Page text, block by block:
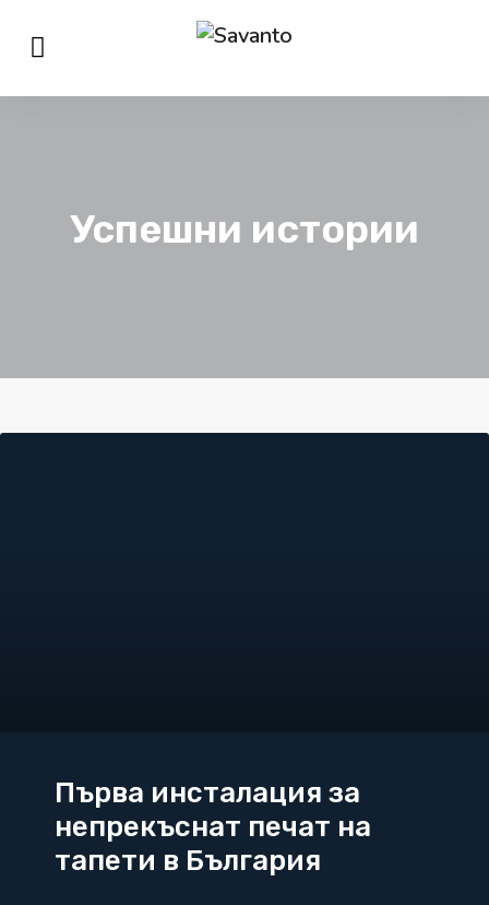
Успешни истории
Първа инсталация за
непрекъснат печат на
тапети в България